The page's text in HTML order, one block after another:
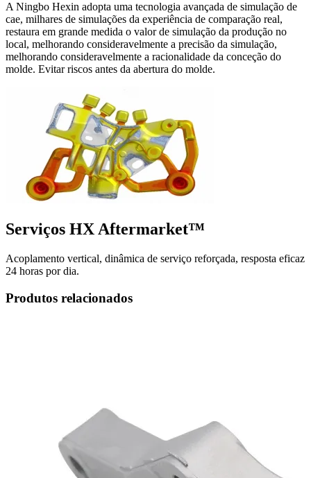
A Ningbo Hexin adopta uma tecnologia avançada de simulação de
cae, milhares de simulações da experiência de comparação real,
restaura em grande medida o valor de simulação da produção no
local, melhorando consideravelmente a precisão da simulação,
melhorando consideravelmente a racionalidade da conceção do
molde. Evitar riscos antes da abertura do molde.
Serviços HX Aftermarket™
Acoplamento vertical, dinâmica de serviço reforçada, resposta eficaz
24 horas por dia.
Produtos relacionados